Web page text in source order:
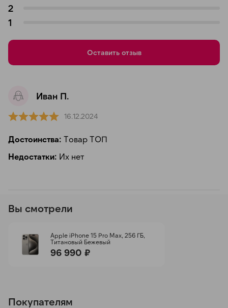
Иван П.
16.12.2024
Достоинства: Товар ТОП
Недостатки: Их нет
2
1
Оставить отзыв
Вы смотрели
Apple iPhone 15 Pro Max, 256 ГБ,
Титановый Бежевый
96 990 ₽
Покупателям